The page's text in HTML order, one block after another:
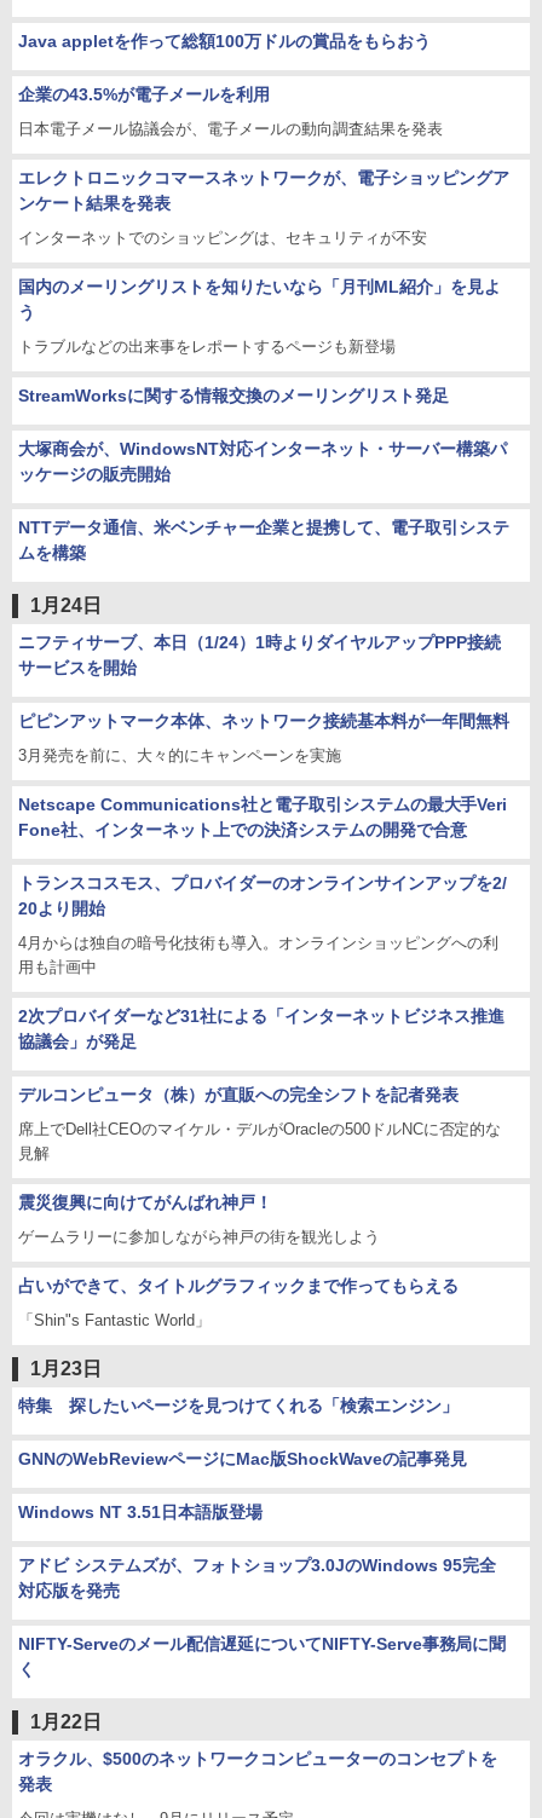
Java appletを作って総額100万ドルの賞品をもらおう
企業の43.5%が電子メールを利用
日本電子メール協議会が、電子メールの動向調査結果を発表
エレクトロニックコマースネットワークが、電子ショッピングア
ンケート結果を発表
インターネットでのショッピングは、セキュリティが不安
国内のメーリングリストを知りたいなら「月刊ML紹介」を見よ
う
トラブルなどの出来事をレポートするページも新登場
StreamWorksに関する情報交換のメーリングリスト発足
大塚商会が、WindowsNT対応インターネット・サーバー構築パ
ッケージの販売開始
NTTデータ通信、米ベンチャー企業と提携して、電子取引システ
ムを構築
1月24日
ニフティサーブ、本日（1/24）1時よりダイヤルアップPPP接続
サービスを開始
ピピンアットマーク本体、ネットワーク接続基本料が一年間無料
3月発売を前に、大々的にキャンペーンを実施
Netscape Communications社と電子取引システムの最大手Veri
Fone社、インターネット上での決済システムの開発で合意
トランスコスモス、プロバイダーのオンラインサインアップを2/
20より開始
4月からは独自の暗号化技術も導入。オンラインショッピングへの利
用も計画中
2次プロバイダーなど31社による「インターネットビジネス推進
協議会」が発足
デルコンピュータ（株）が直販への完全シフトを記者発表
席上でDell社CEOのマイケル・デルがOracleの500ドルNCに否定的な
見解
震災復興に向けてがんばれ神戸！
ゲームラリーに参加しながら神戸の街を観光しよう
占いができて、タイトルグラフィックまで作ってもらえる
「Shin"s Fantastic World」
1月23日
特集 探したいページを見つけてくれる「検索エンジン」
GNNのWebReviewページにMac版ShockWaveの記事発見
Windows NT 3.51日本語版登場
アドビ システムズが、フォトショップ3.0JのWindows 95完全
対応版を発売
NIFTY-Serveのメール配信遅延についてNIFTY-Serve事務局に聞
く
1月22日
オラクル、$500のネットワークコンピューターのコンセプトを
発表